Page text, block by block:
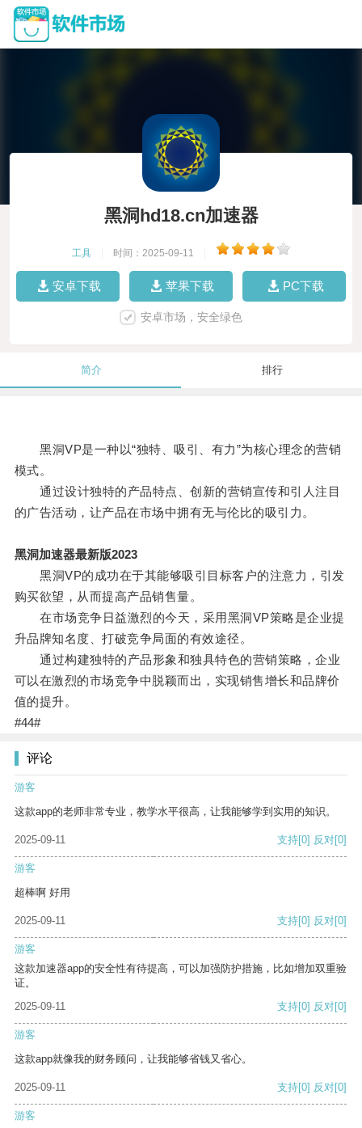
黑洞hd18.cn加速器
工具 时间：2025-09-11
安卓下载 苹果下载 PC下载
安卓市场，安全绿色
简介 排行
黑洞VP是一种以“独特、吸引、有力”为核心理念的营销
模式。
通过设计独特的产品特点、创新的营销宣传和引人注目
的广告活动，让产品在市场中拥有无与伦比的吸引力。
黑洞加速器最新版2023
黑洞VP的成功在于其能够吸引目标客户的注意力，引发
购买欲望，从而提高产品销售量。
在市场竞争日益激烈的今天，采用黑洞VP策略是企业提
升品牌知名度、打破竞争局面的有效途径。
通过构建独特的产品形象和独具特色的营销策略，企业
可以在激烈的市场竞争中脱颖而出，实现销售增长和品牌价
值的提升。
#44#
评论
游客
这款app的老师非常专业，教学水平很高，让我能够学到实用的知识。
2025-09-11 支持[0] 反对[0]
游客
超棒啊 好用
2025-09-11 支持[0] 反对[0]
游客
这款加速器app的安全性有待提高，可以加强防护措施，比如增加双重验
证。
2025-09-11
支持[0] 反对[0]
游客
这款app就像我的财务顾问，让我能够省钱又省心。
2025-09-11 支持[0] 反对[0]
游客